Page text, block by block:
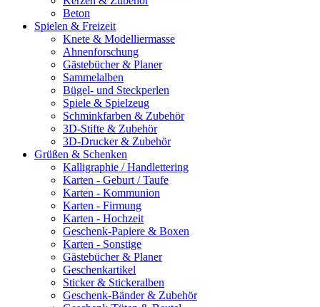
Beton
Spielen & Freizeit
Knete & Modelliermasse
Ahnenforschung
Gästebücher & Planer
Sammelalben
Bügel- und Steckperlen
Spiele & Spielzeug
Schminkfarben & Zubehör
3D-Stifte & Zubehör
3D-Drucker & Zubehör
Grüßen & Schenken
Kalligraphie / Handlettering
Karten - Geburt / Taufe
Karten - Kommunion
Karten - Firmung
Karten - Hochzeit
Geschenk-Papiere & Boxen
Karten - Sonstige
Gästebücher & Planer
Geschenkartikel
Sticker & Stickeralben
Geschenk-Bänder & Zubehör